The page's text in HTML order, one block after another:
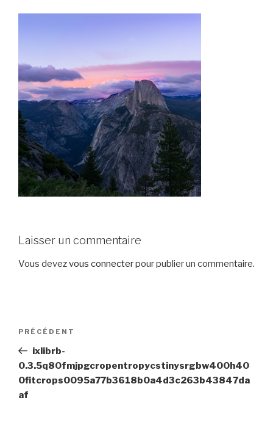
Laisser un commentaire
Vous devezvous connecterpour publier un commentaire.
Navigation
l’article
Article
précédent
PRÉCÉDENT
ixlibrb-
0.3.5q80fmjpgcropentropycstinysrgbw400h40
0fitcrops0095a77b3618b0a4d3c263b43847da
af